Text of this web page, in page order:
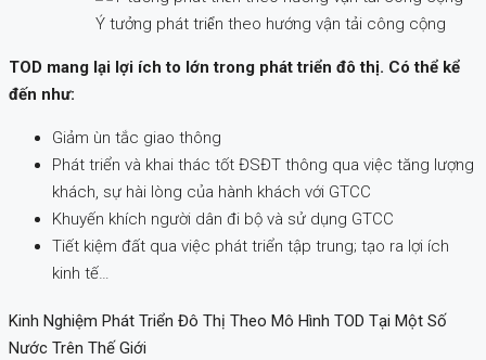
Ý tưởng phát triển theo hướng vận tải công cộng
TOD mang lại lợi ích to lớn trong phát triển đô thị. Có thể kể
đến như:
Giảm ùn tắc giao thông
Phát triển và khai thác tốt ĐSĐT thông qua việc tăng lượng
khách, sự hài lòng của hành khách với GTCC
Khuyến khích người dân đi bộ và sử dụng GTCC
Tiết kiệm đất qua việc phát triển tập trung; tạo ra lợi ích
kinh tế…
Kinh Nghiệm Phát Triển Đô Thị Theo Mô Hình TOD Tại Một Số
Nước Trên Thế Giới